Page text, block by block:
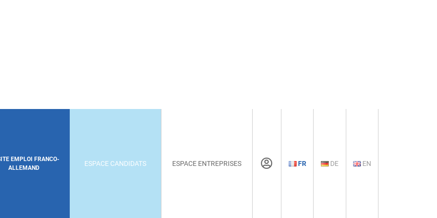
EMPLOI FRANCO-
ALLEMAND
ESPACE CANDIDATS ESPACE ENTREPRISES FR DE EN